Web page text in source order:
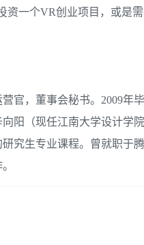
资一个VR创业项目，或是
官，董事会秘书。2009
阳（现任江南大学设计学
究生专业课程。曾就职于